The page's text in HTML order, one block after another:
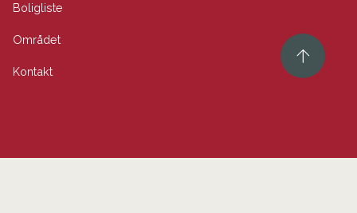
Boligliste
Området
Kontakt